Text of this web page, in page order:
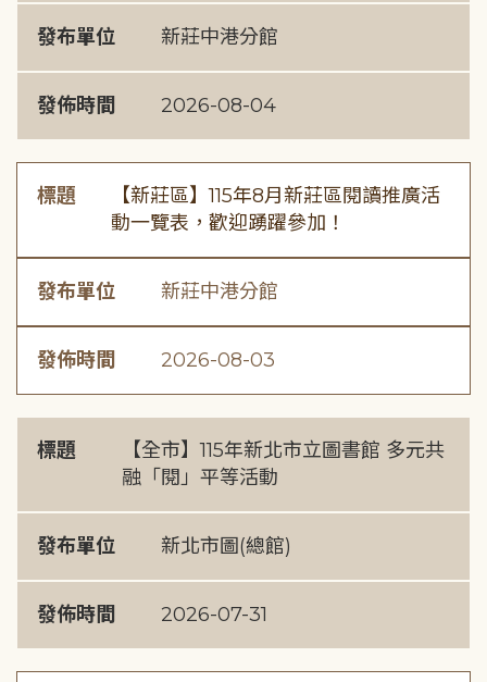
發布單位 新莊中港分館
發佈時間 2026-08-04
標題
【新莊區】115年8月新莊區閱讀推廣活
動一覽表，歡迎踴躍參加！
發布單位 新莊中港分館
發佈時間 2026-08-03
標題
【全市】115年新北市立圖書館 多元共
融「閱」平等活動
發布單位 新北市圖(總館)
發佈時間 2026-07-31